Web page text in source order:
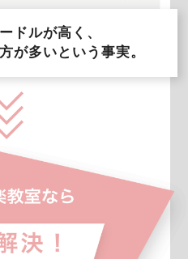
ドルが高く、
が多いという事実。